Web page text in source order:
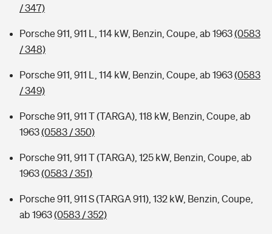
/ 347)
Porsche 911, 911 L, 114 kW, Benzin, Coupe, ab 1963(0583
/ 348)
Porsche 911, 911 L, 114 kW, Benzin, Coupe, ab 1963(0583
/ 349)
Porsche 911, 911 T (TARGA), 118 kW, Benzin, Coupe, ab
1963(0583 / 350)
Porsche 911, 911 T (TARGA), 125 kW, Benzin, Coupe, ab
1963(0583 / 351)
Porsche 911, 911 S (TARGA 911), 132 kW, Benzin, Coupe,
ab 1963(0583 / 352)